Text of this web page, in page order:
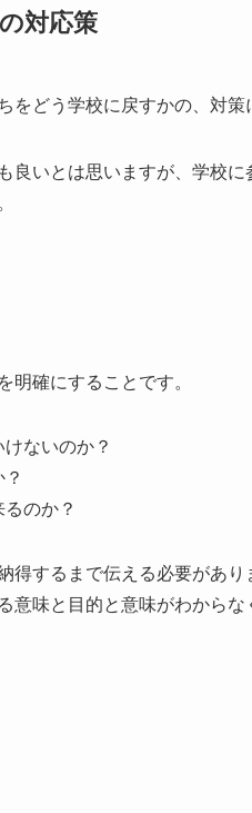
対応策
をどう学校に戻すかの、対策
良いとは思いますが、学校
を明確にすることです。
ないのか？
のか？
得するまで伝える必要があり
意味と目的と意味がわからな